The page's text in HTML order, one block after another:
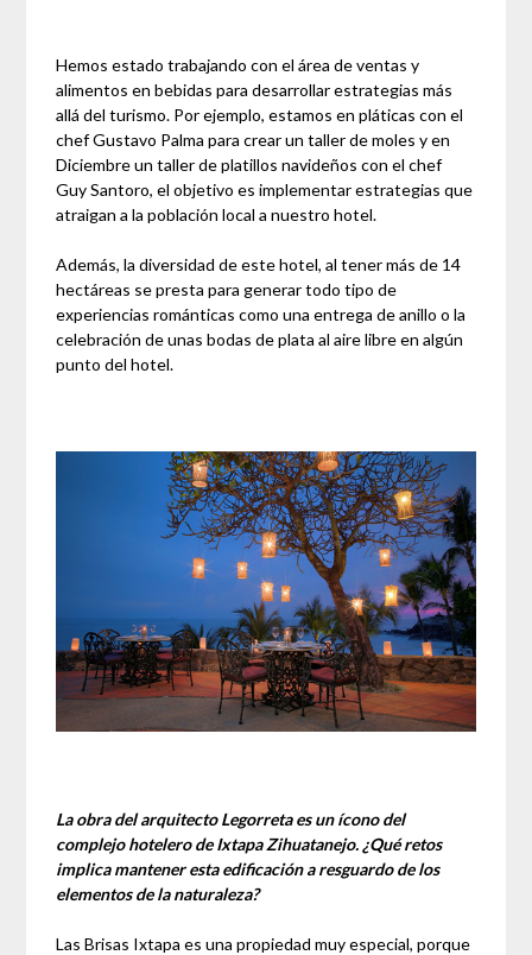
Hemos estado trabajando con el área de ventas y
alimentos en bebidas para desarrollar estrategias más
allá del turismo. Por ejemplo, estamos en pláticas con el
chef Gustavo Palma para crear un taller de moles y en
Diciembre un taller de platillos navideños con el chef
Guy Santoro, el objetivo es implementar estrategias que
atraigan a la población local a nuestro hotel.
Además, la diversidad de este hotel, al tener más de 14
hectáreas se presta para generar todo tipo de
experiencias románticas como una entrega de anillo o la
celebración de unas bodas de plata al aire libre en algún
punto del hotel.
La obra del arquitecto Legorreta es un ícono del
complejo hotelero de Ixtapa Zihuatanejo. ¿Qué retos
implica mantener esta edificación a resguardo de los
elementos de la naturaleza?
Las Brisas Ixtapa es una propiedad muy especial, porque